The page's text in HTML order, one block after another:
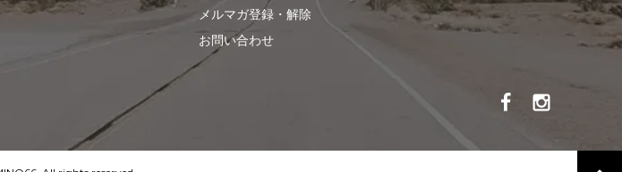
メルマガ登録・解除
お問い合わせ